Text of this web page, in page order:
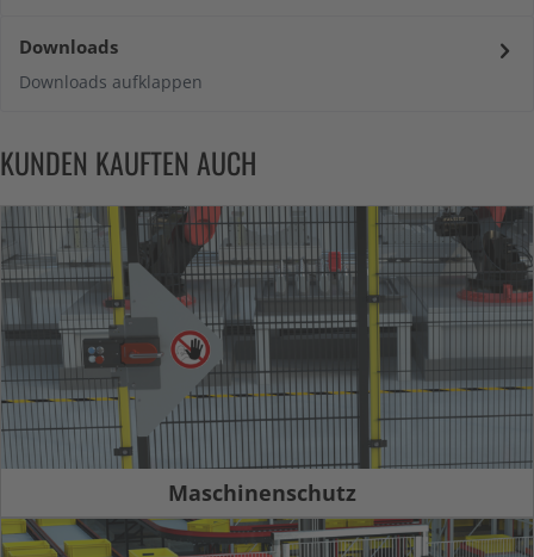
Downloads
Downloads aufklappen
KUNDEN KAUFTEN AUCH
Maschinenschutz